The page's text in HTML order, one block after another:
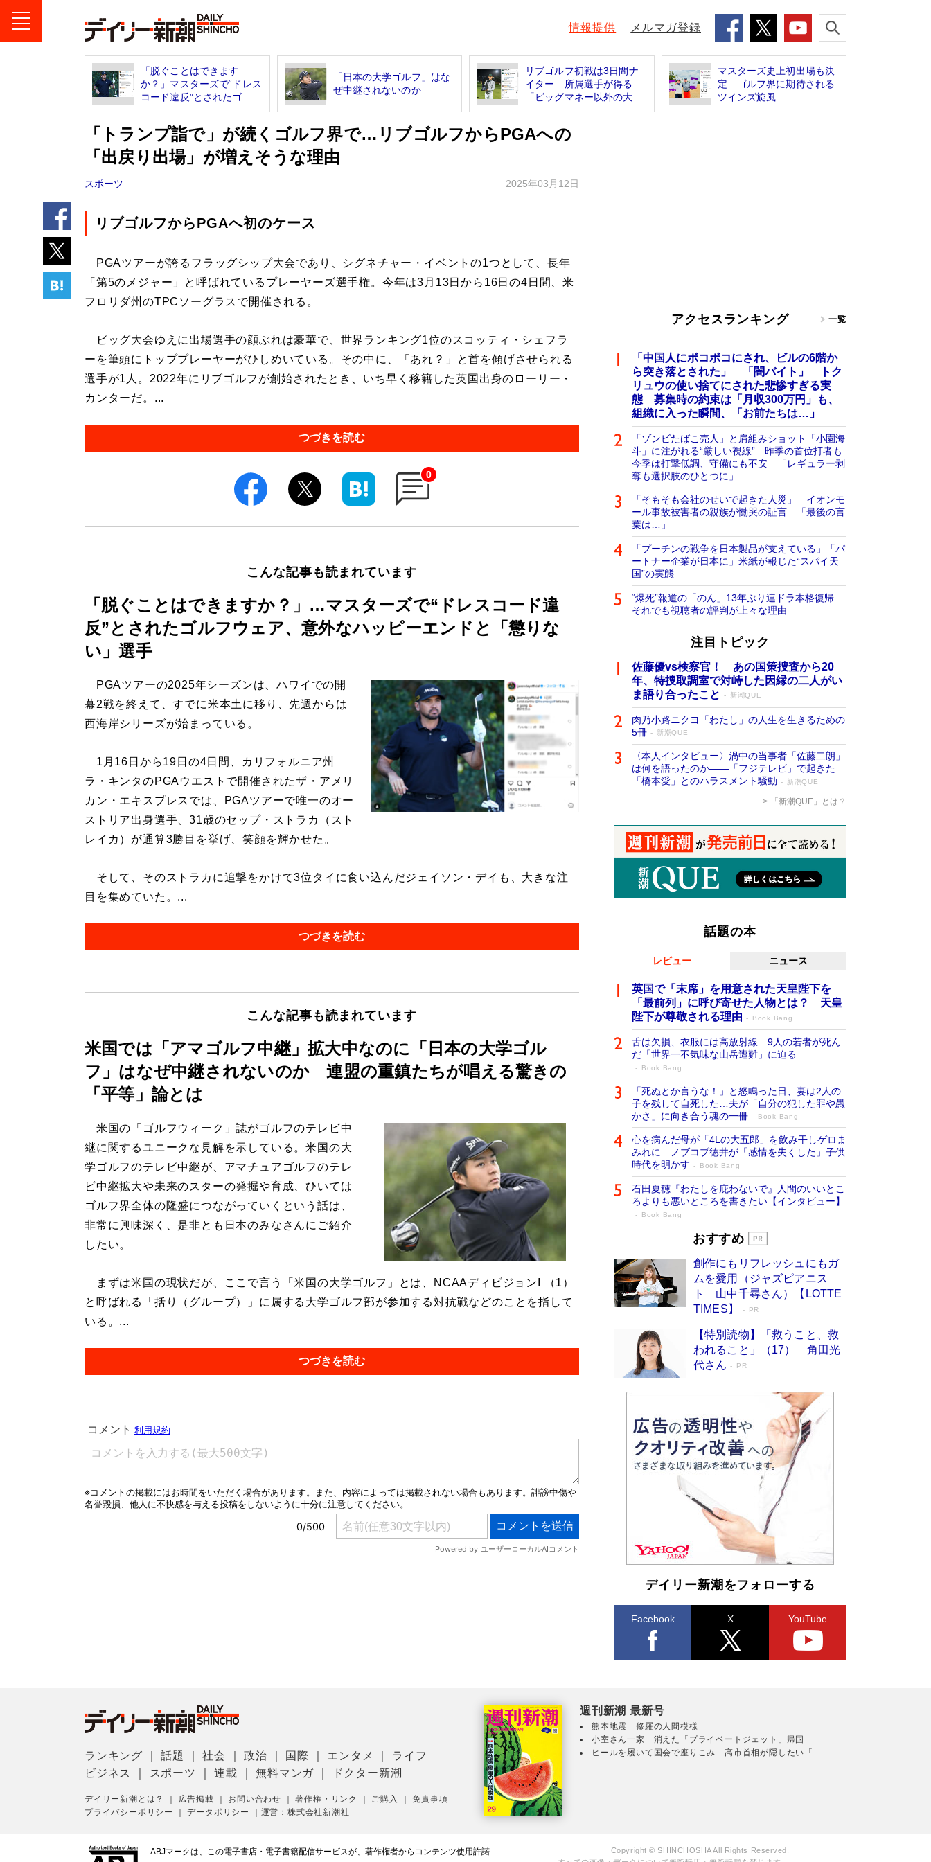
情報提供 メルマガ登録
「脱ぐことはできます
か？」マスターズで“ドレス
コード違反”とされたゴ...
「日本の大学ゴルフ」はな
ぜ中継されないのか
リブゴルフ初戦は3日間ナ
イター 所属選手が得る
「ビッグマネー以外の大...
マスターズ史上初出場も決
定 ゴルフ界に期待される
ツインズ旋風
「トランプ詣で」が続くゴルフ界で…リブゴルフからPGAへの
「出戻り出場」が増えそうな理由
スポーツ 2025年03月12日
リブゴルフからPGAへ初のケース
PGAツアーが誇るフラッグシップ大会であり、シグネチャー・イベントの1つとして、長年
「第5のメジャー」と呼ばれているプレーヤーズ選手権。今年は3月13日から16日の4日間、米
フロリダ州のTPCソーグラスで開催される。
ビッグ大会ゆえに出場選手の顔ぶれは豪華で、世界ランキング1位のスコッティ・シェフラ
ーを筆頭にトッププレーヤーがひしめいている。その中に、「あれ？」と首を傾げさせられる
選手が1人。2022年にリブゴルフが創始されたとき、いち早く移籍した英国出身のローリー・
カンターだ。...
つづきを読む
0
こんな記事も読まれています
「脱ぐことはできますか？」…マスターズで“ドレスコード違
反”とされたゴルフウェア、意外なハッピーエンドと「懲りな
い」選手
PGAツアーの2025年シーズンは、ハワイでの開
幕2戦を終えて、すでに米本土に移り、先週からは
西海岸シリーズが始まっている。
1月16日から19日の4日間、カリフォルニア州
ラ・キンタのPGAウエストで開催されたザ・アメリ
カン・エキスプレスでは、PGAツアーで唯一のオー
ストリア出身選手、31歳のセップ・ストラカ（スト
レイカ）が通算3勝目を挙げ、笑顔を輝かせた。
そして、そのストラカに追撃をかけて3位タイに食い込んだジェイソン・デイも、大きな注
目を集めていた。...
つづきを読む
こんな記事も読まれています
米国では「アマゴルフ中継」拡大中なのに「日本の大学ゴル
フ」はなぜ中継されないのか 連盟の重鎮たちが唱える驚きの
「平等」論とは
米国の「ゴルフウィーク」誌がゴルフのテレビ中
継に関するユニークな見解を示している。米国の大
学ゴルフのテレビ中継が、アマチュアゴルフのテレ
ビ中継拡大や未来のスターの発掘や育成、ひいては
ゴルフ界全体の隆盛につながっていくという話は、
非常に興味深く、是非とも日本のみなさんにご紹介
したい。
まずは米国の現状だが、ここで言う「米国の大学ゴルフ」とは、NCAAディビジョンI （1）
と呼ばれる「括り（グループ）」に属する大学ゴルフ部が参加する対抗戦などのことを指して
いる。...
つづきを読む
アクセスランキング 一覧
「中国人にボコボコにされ、ビルの6階か
ら突き落とされた」 「闇バイト」 トク
リュウの使い捨てにされた悲惨すぎる実
態 募集時の約束は「月収300万円」も、
組織に入った瞬間、「お前たちは…」
「ゾンビたばこ売人」と肩組みショット「小園海
斗」に注がれる“厳しい視線” 昨季の首位打者も
今季は打撃低調、守備にも不安 「レギュラー剥
奪も選択肢のひとつに」
「そもそも会社のせいで起きた人災」 イオンモ
ール事故被害者の親族が慟哭の証言 「最後の言
葉は…」
「プーチンの戦争を日本製品が支えている」「パ
ートナー企業が日本に」米紙が報じた“スパイ天
国”の実態
“爆死”報道の「のん」13年ぶり連ドラ本格復帰
それでも視聴者の評判が上々な理由
注目トピック
佐藤優vs検察官！ あの国策捜査から20
年、特捜取調室で対峙した因縁の二人がい
ま語り合ったこと
新潮QUE
肉乃小路ニクヨ「わたし」の人生を生きるための
5冊
新潮QUE
〈本人インタビュー〉渦中の当事者「佐藤二朗」
は何を語ったのか――「フジテレビ」で起きた
「橋本愛」とのハラスメント騒動
新潮QUE
「新潮QUE」とは？
話題の本
レビュー ニュース
英国で「末席」を用意された天皇陛下を
「最前列」に呼び寄せた人物とは？ 天皇
陛下が尊敬される理由
Book Bang
舌は欠損、衣服には高放射線…9人の若者が死ん
だ「世界一不気味な山岳遭難」に迫る
Book Bang
「死ぬとか言うな！」と怒鳴った日、妻は2人の
子を残して自死した…夫が「自分の犯した罪や愚
かさ」に向き合う魂の一冊
Book Bang
心を病んだ母が「4Lの大五郎」を飲み干しゲロま
みれに…ノブコブ徳井が「感情を失くした」子供
時代を明かす
Book Bang
石田夏穂『わたしを庇わないで』人間のいいとこ
ろよりも悪いところを書きたい【インタビュー】
Book Bang
「叱って伸びるやつは、褒めたらもっと伸
た“人を育てるコツ”…芸への考え方を明か
す
Book Bang
「『火垂るの墓』は、大嘘である」原作者が抱き
続けた“自責の念”とは…「自己憐憫は描きたくな
い」監督が徹底的にこだわったこと（後編） #
戦争の記憶
Book Bang
美輪明宏 晩年の回答を集めた『ほほえんで生き
るための人生相談』がランクイン［エンターテイ
メントベストセラー］
Book Bang
「宇宙兄弟」最終46巻がベストセラー1位 宇宙
開発への関心を押し上げた18年の物語に幕 特装
版には「宇宙で描かれたマンガ」も収録
Book Bang
「不意に涙が出そうに…」高嶋政伸が明かし
た“13歳の娘を暴行する役”への葛藤 インティマ
シーコーディネーターに支えられたNHK『大奥』
Book Bang
おすすめ
創作にもリフレッシュにもガ
ムを愛用（ジャズピアニス
ト 山中千尋さん）【LOTTE
TIMES】
PR
【特別読物】「救うこと、救
われること」（17） 角田光
代さん
PR
デイリー新潮をフォローする
Facebook X YouTube
ランキング ｜話題 ｜社会 ｜政治 国際 エンタメ
ライフ
ビジネス
スポーツ ｜連載 ｜無料マンガ ドクター新潮
デイリー新潮とは？ 広告掲載 お問い合わせ ｜著作権・リンク ご購入 ｜免責事項
プライバシーポリシー
｜データポリシー 運営：株式会社新潮社
週刊新潮 最新号
熊本地震 修羅の人間模様
小室さん一家 消えた「プライベートジェット」帰国
ヒールを履いて国会で座りこみ 高市首相が隠したい「...
ABJマークは、この電子書店・電子書籍配信サービスが、著作権者からコンテンツ使用許諾
Copyright © SHINCHOSHA All Rights Reserved.